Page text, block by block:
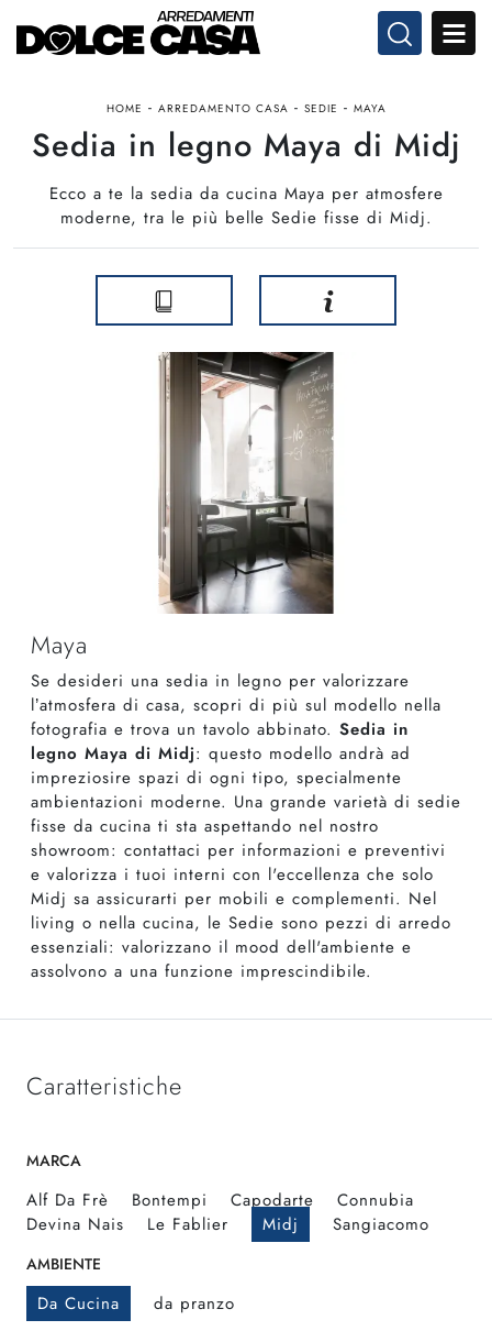
HOME - ARREDAMENTO CASA - SEDIE - MAYA
Sedia in legno Maya di Midj
Ecco a te la sedia da cucina Maya per atmosfere
moderne, tra le più belle Sedie fisse di Midj.
Maya
Se desideri una sedia in legno per valorizzare
l’atmosfera di casa, scopri di più sul modello nella
fotografia e trova un tavolo abbinato. Sedia in
legno Maya di Midj: questo modello andrà ad
impreziosire spazi di ogni tipo, specialmente
ambientazioni moderne. Una grande varietà di sedie
fisse da cucina ti sta aspettando nel nostro
showroom: contattaci per informazioni e preventivi
e valorizza i tuoi interni con l'eccellenza che solo
Midj sa assicurarti per mobili e complementi. Nel
living o nella cucina, le Sedie sono pezzi di arredo
essenziali: valorizzano il mood dell'ambiente e
assolvono a una funzione imprescindibile.
Caratteristiche
MARCA
Alf Da Frè Bontempi Capodarte
Connubia
Devina Nais
Le Fablier Midj Sangiacomo
AMBIENTE
Da Cucina da pranzo